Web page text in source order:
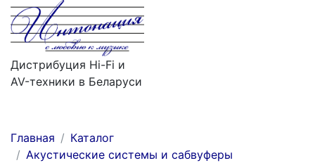
Дистрибуция Hi-Fi и
AV-техники в Беларуси
Главная
Каталог
Акустические системы и сабвуферы